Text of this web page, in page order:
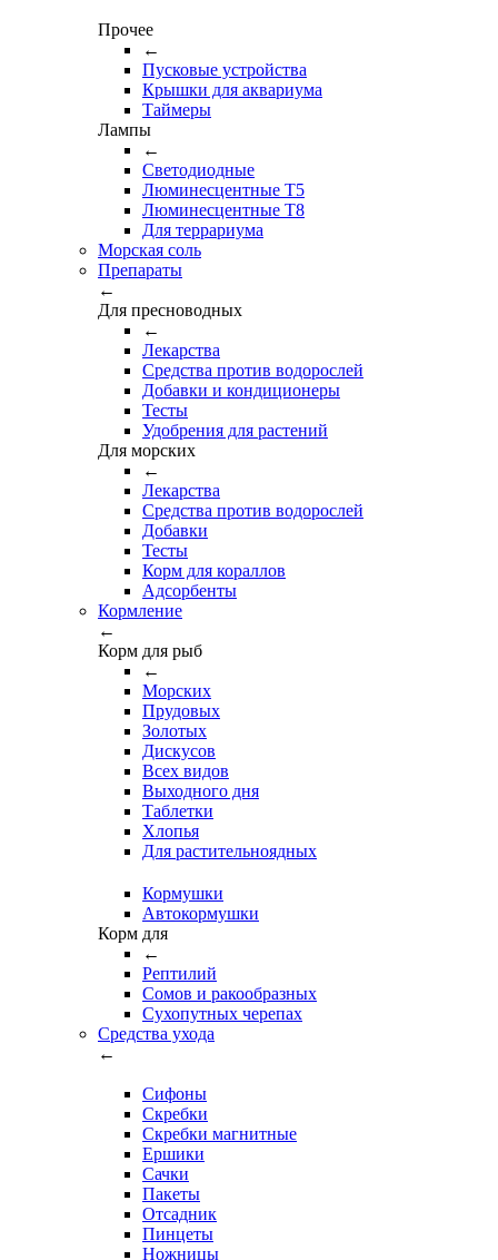
Прочее
←
Пусковые устройства
Крышки для аквариума
Таймеры
Лампы
←
Светодиодные
Люминесцентные Т5
Люминесцентные Т8
Для террариума
Морская соль
Препараты
←
Для пресноводных
←
Лекарства
Средства против водорослей
Добавки и кондиционеры
Тесты
Удобрения для растений
Для морских
←
Лекарства
Средства против водорослей
Добавки
Тесты
Корм для кораллов
Адсорбенты
Кормление
←
Корм для рыб
←
Морских
Прудовых
Золотых
Дискусов
Всех видов
Выходного дня
Таблетки
Хлопья
Для растительноядных
Кормушки
Автокормушки
Корм для
←
Рептилий
Сомов и ракообразных
Сухопутных черепах
Средства ухода
←
Сифоны
Скребки
Скребки магнитные
Ершики
Сачки
Пакеты
Отсадник
Пинцеты
Ножницы